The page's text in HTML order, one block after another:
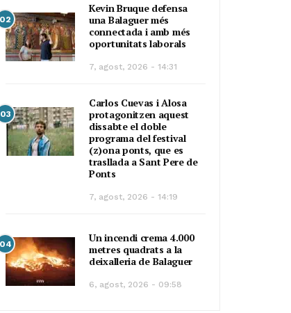
02
Kevin Bruque defensa
una Balaguer més
connectada i amb més
oportunitats laborals
7, agost, 2026 - 14:31
03
Carlos Cuevas i Alosa
protagonitzen aquest
dissabte el doble
programa del festival
(z)ona ponts, que es
trasllada a Sant Pere de
Ponts
7, agost, 2026 - 14:19
04
Un incendi crema 4.000
metres quadrats a la
deixalleria de Balaguer
6, agost, 2026 - 09:58